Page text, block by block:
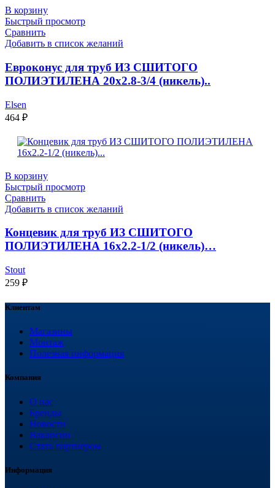
В корзину
Быстрый просмотр
Сравнить
Добавить в список желаний
Евроконус для труб ИЗ СШИТОГО
ПОЛИЭТИЛЕНА 20х2.8-3/4 (никель)..
Elsen
464 ₽
В корзину
Быстрый просмотр
Сравнить
Добавить в список желаний
Концевик для труб ИЗ СШИТОГО
ПОЛИЭТИЛЕНА 16х2.2-1/2 (никель)…
Stout
259 ₽
Клиентам
Магазины
Монтаж
Полезная информация
Компания
О нас
Бренды
Новости
Вакансии
Стать партнером
Информация